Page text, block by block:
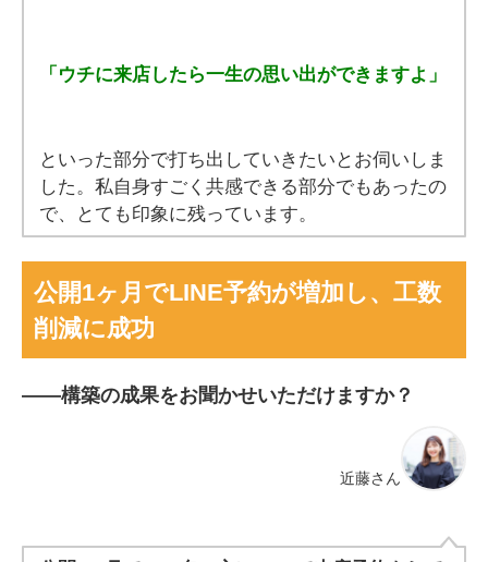
「ウチに来店したら一生の思い出ができますよ」
といった部分で打ち出していきたいとお伺いしま
した。私自身すごく共感できる部分でもあったの
で、とても印象に残っています。
公開1ヶ月でLINE予約が増加し、工数
削減に成功
――構築の成果をお聞かせいただけますか？
近藤さん